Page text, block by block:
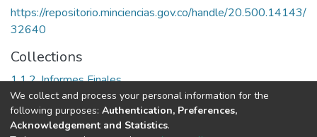
https://repositorio.minciencias.gov.co/handle/20.500.14143/
32640
Collections
1.1.2. Informes Finales
Full item page
We collect and process your personal information for the
following purposes: Authentication, Preferences,
Acknowledgement and Statistics.